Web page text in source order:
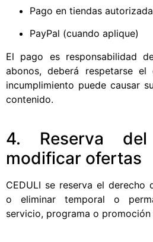
Pago en tiendas
PayPal (cuando aplique)
El pago es responsabilidad
abonos, deberá respetarse el
incumplimiento puede causar
contenido.
4. Reserva
modificar ofertas
CEDULI se reserva el derecho
o eliminar temporal o
servicio, programa o